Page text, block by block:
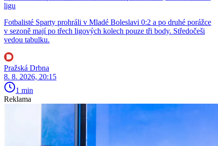
ligu
Fotbalisté Sparty prohráli v Mladé Boleslavi 0:2 a po druhé porážce
v sezoně mají po třech ligových kolech pouze tři body. Středočeši
vedou tabulku.
Pražská Drbna
8. 8. 2026, 20:15
1 min
Reklama